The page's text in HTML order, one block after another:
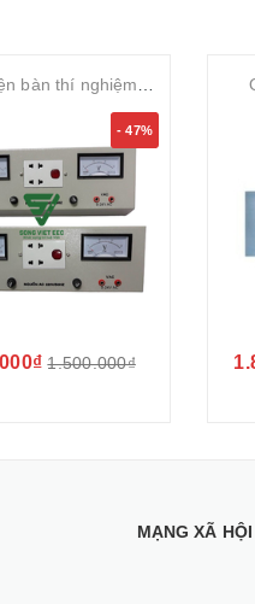
Bảng điện bàn thí nghiệm vật lý 2 đồng hồ
- 47%
1.500.000₫
MẠNG XÃ HỘI